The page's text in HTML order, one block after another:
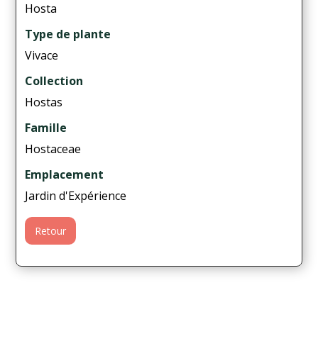
Hosta
Type de plante
Vivace
Collection
Hostas
Famille
Hostaceae
Emplacement
Jardin d'Expérience
Retour